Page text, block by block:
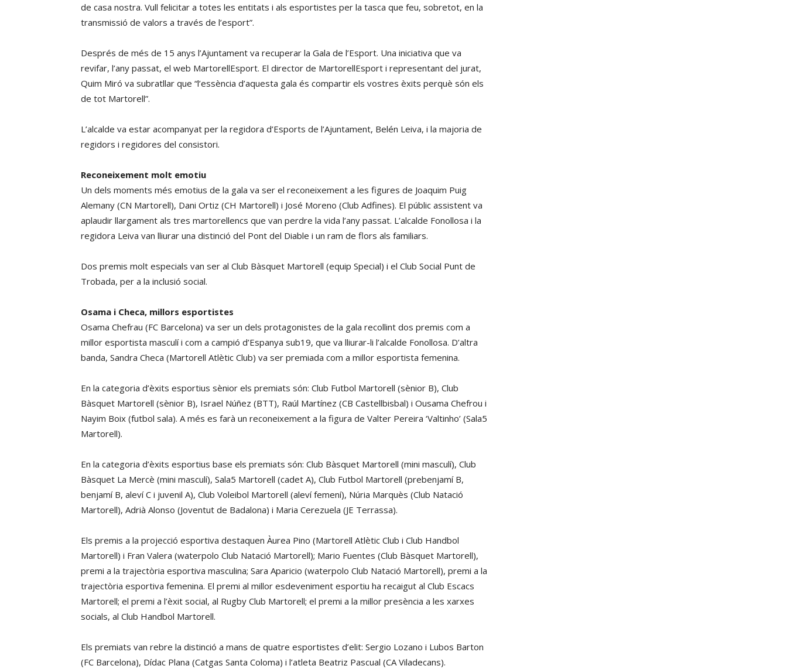
de casa nostra. Vull felicitar a totes les entitats i als esportistes per la tasca que feu, sobretot, en la
transmissió de valors a través de l’esport”.
Després de més de 15 anys l’Ajuntament va recuperar la Gala de l’Esport. Una iniciativa que va
revifar, l’any passat, el web MartorellEsport. El director de MartorellEsport i representant del jurat,
Quim Miró va subratllar que “l’essència d’aquesta gala és compartir els vostres èxits perquè són els
de tot Martorell”.
L’alcalde va estar acompanyat per la regidora d’Esports de l’Ajuntament, Belén Leiva, i la majoria de
regidors i regidores del consistori.
Reconeixement molt emotiu
Un dels moments més emotius de la gala va ser el reconeixement a les figures de Joaquim Puig
Alemany (CN Martorell), Dani Ortiz (CH Martorell) i José Moreno (Club Adfines). El públic assistent va
aplaudir llargament als tres martorellencs que van perdre la vida l’any passat. L’alcalde Fonollosa i la
regidora Leiva van lliurar una distinció del Pont del Diable i un ram de flors als familiars.
Dos premis molt especials van ser al Club Bàsquet Martorell (equip Special) i el Club Social Punt de
Trobada, per a la inclusió social.
Osama i Checa, millors esportistes
Osama Chefrau (FC Barcelona) va ser un dels protagonistes de la gala recollint dos premis com a
millor esportista masculí i com a campió d’Espanya sub19, que va lliurar-li l’alcalde Fonollosa. D’altra
banda, Sandra Checa (Martorell Atlètic Club) va ser premiada com a millor esportista femenina.
En la categoria d’èxits esportius sènior els premiats són: Club Futbol Martorell (sènior B), Club
Bàsquet Martorell (sènior B), Israel Núñez (BTT), Raúl Martínez (CB Castellbisbal) i Ousama Chefrou i
Nayim Boix (futbol sala). A més es farà un reconeixement a la figura de Valter Pereira ‘Valtinho’ (Sala5
Martorell).
En la categoria d’èxits esportius base els premiats són: Club Bàsquet Martorell (mini masculí), Club
Bàsquet La Mercè (mini masculí), Sala5 Martorell (cadet A), Club Futbol Martorell (prebenjamí B,
benjamí B, aleví C i juvenil A), Club Voleibol Martorell (aleví femení), Núria Marquès (Club Natació
Martorell), Adrià Alonso (Joventut de Badalona) i Maria Cerezuela (JE Terrassa).
Els premis a la projecció esportiva destaquen Àurea Pino (Martorell Atlètic Club i Club Handbol
Martorell) i Fran Valera (waterpolo Club Natació Martorell); Mario Fuentes (Club Bàsquet Martorell),
premi a la trajectòria esportiva masculina; Sara Aparicio (waterpolo Club Natació Martorell), premi a la
trajectòria esportiva femenina. El premi al millor esdeveniment esportiu ha recaigut al Club Escacs
Martorell; el premi a l’èxit social, al Rugby Club Martorell; el premi a la millor presència a les xarxes
socials, al Club Handbol Martorell.
Els premiats van rebre la distinció a mans de quatre esportistes d’elit: Sergio Lozano i Lubos Barton
(FC Barcelona), Dídac Plana (Catgas Santa Coloma) i l’atleta Beatriz Pascual (CA Viladecans).